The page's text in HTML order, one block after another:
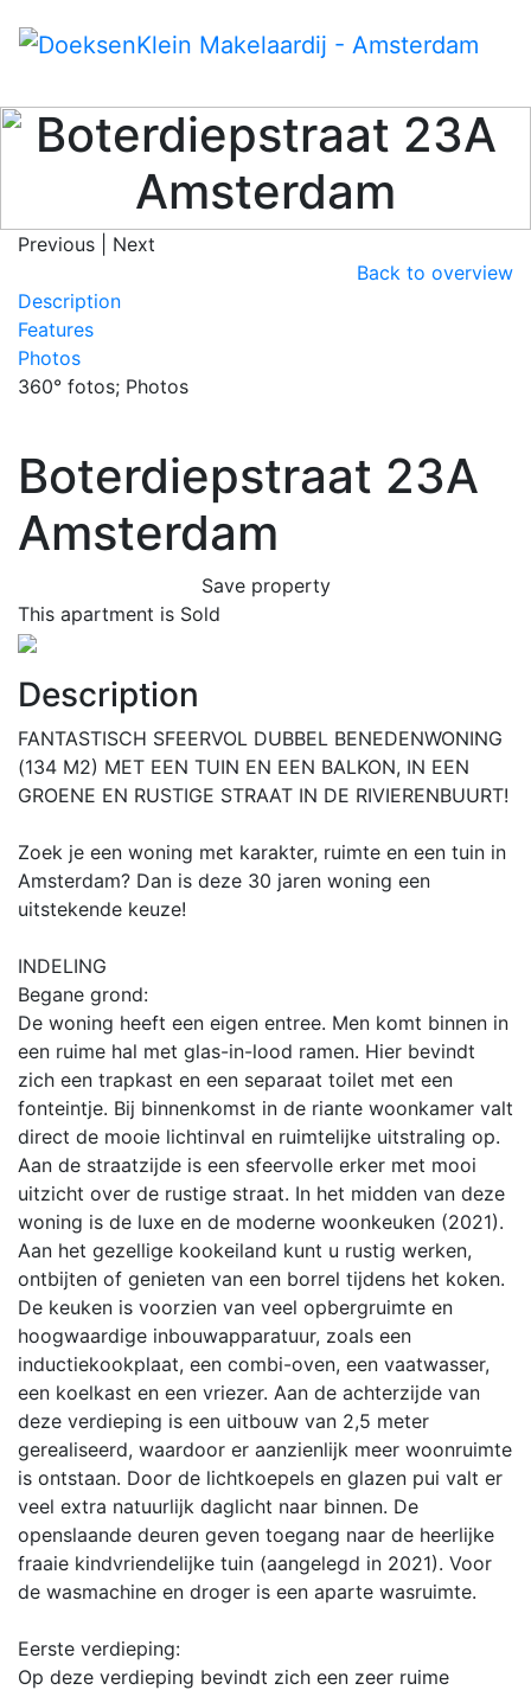
Boterdiepstraat 23A
Amsterdam
Previous
Next
Back to overview
Description
Features
Photos
360° fotos; Photos
Boterdiepstraat 23A
Amsterdam
Save property
This apartment is Sold
Description
FANTASTISCH SFEERVOL DUBBEL BENEDENWONING
(134 M2) MET EEN TUIN EN EEN BALKON, IN EEN
GROENE EN RUSTIGE STRAAT IN DE RIVIERENBUURT!
Zoek je een woning met karakter, ruimte en een tuin in
Amsterdam? Dan is deze 30 jaren woning een
uitstekende keuze!
INDELING
Begane grond:
De woning heeft een eigen entree. Men komt binnen in
een ruime hal met glas-in-lood ramen. Hier bevindt
zich een trapkast en een separaat toilet met een
fonteintje. Bij binnenkomst in de riante woonkamer valt
direct de mooie lichtinval en ruimtelijke uitstraling op.
Aan de straatzijde is een sfeervolle erker met mooi
uitzicht over de rustige straat. In het midden van deze
woning is de luxe en de moderne woonkeuken (2021).
Aan het gezellige kookeiland kunt u rustig werken,
ontbijten of genieten van een borrel tijdens het koken.
De keuken is voorzien van veel opbergruimte en
hoogwaardige inbouwapparatuur, zoals een
inductiekookplaat, een combi-oven, een vaatwasser,
een koelkast en een vriezer. Aan de achterzijde van
deze verdieping is een uitbouw van 2,5 meter
gerealiseerd, waardoor er aanzienlijk meer woonruimte
is ontstaan. Door de lichtkoepels en glazen pui valt er
veel extra natuurlijk daglicht naar binnen. De
openslaande deuren geven toegang naar de heerlijke
fraaie kindvriendelijke tuin (aangelegd in 2021). Voor
de wasmachine en droger is een aparte wasruimte.
Eerste verdieping:
Op deze verdieping bevindt zich een zeer ruime